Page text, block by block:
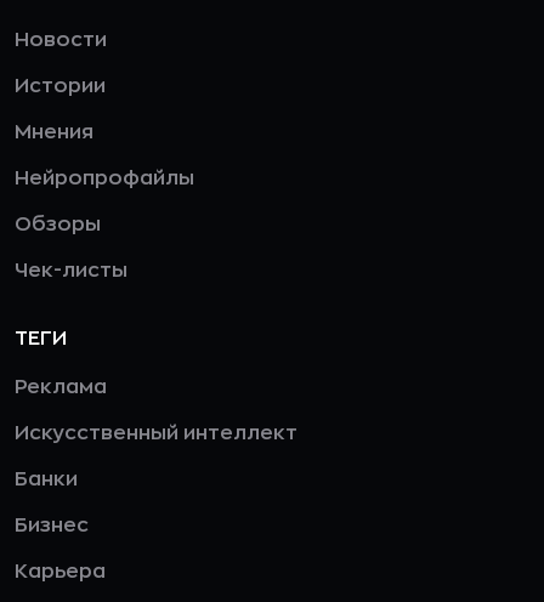
Новости
Истории
Мнения
Нейропрофайлы
Обзоры
Чек-листы
ТЕГИ
Реклама
Искусственный интеллект
Банки
Бизнес
Карьера